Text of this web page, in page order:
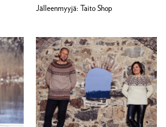
Jälleenmyyjä: Taito Shop